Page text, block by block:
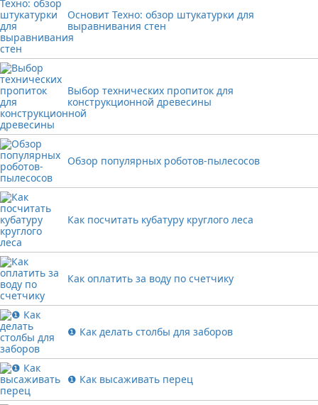
Основит Техно: обзор штукатурки для
выравнивания стен
Выбор технических пропиток для
конструкционной древесины
Обзор популярных роботов-пылесосов
Как посчитать кубатуру круглого леса
Как оплатить за воду по счетчику
❶ Как делать столбы для заборов
❶ Как высаживать перец